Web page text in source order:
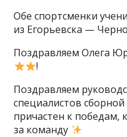
Обе спортсменки
из Егорьевска —
Поздравляем Олега
!
Поздравляем
специалистов
причастен к победам,
за команду